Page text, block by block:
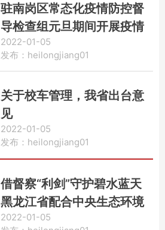
驻南岗区常态化疫情防控督
导检查组元旦期间开展疫情
防控督导检查
2022-01-05
发布：heilongjiang01
关于校车管理，我省出台意
见
2022-01-05
发布：heilongjiang01
借督察“利剑”守护碧水蓝天
黑龙江省配合中央生态环境
保护督察工作综述
2022-01-05